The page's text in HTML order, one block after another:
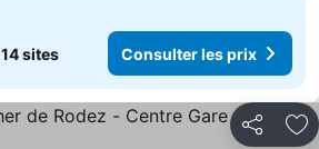
14 sites Consulter les prix
Partager